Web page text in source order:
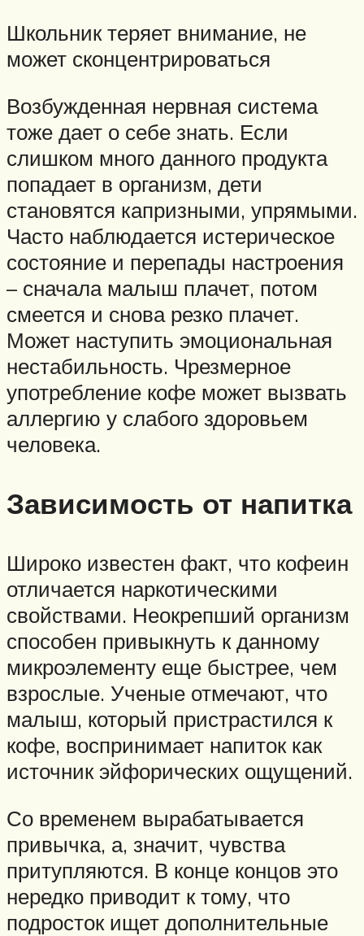
Школьник теряет внимание, не
может сконцентрироваться
Возбужденная нервная система
тоже дает о себе знать. Если
слишком много данного продукта
попадает в организм, дети
становятся капризными, упрямыми.
Часто наблюдается истерическое
состояние и перепады настроения
– сначала малыш плачет, потом
смеется и снова резко плачет.
Может наступить эмоциональная
нестабильность. Чрезмерное
употребление кофе может вызвать
аллергию у слабого здоровьем
человека.
Зависимость от напитка
Широко известен факт, что кофеин
отличается наркотическими
свойствами. Неокрепший организм
способен привыкнуть к данному
микроэлементу еще быстрее, чем
взрослые. Ученые отмечают, что
малыш, который пристрастился к
кофе, воспринимает напиток как
источник эйфорических ощущений.
Со временем вырабатывается
привычка, а, значит, чувства
притупляются. В конце концов это
нередко приводит к тому, что
подросток ищет дополнительные